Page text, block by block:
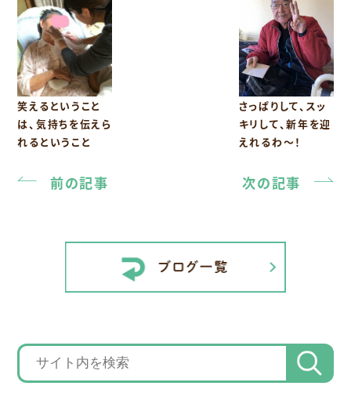
笑えるということ
は、気持ちを伝えら
れるということ
前の記事
さっぱりして、スッ
キリして、新年を迎
えれるわ～！
次の記事